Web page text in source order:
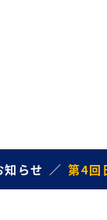
らせ 第4回